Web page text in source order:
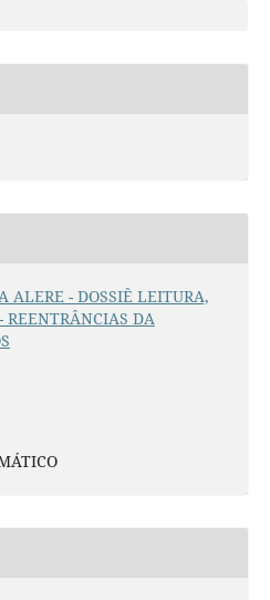
ALERE - DOSSIÊ LEITURA,
REENTRÂNCIAS DA